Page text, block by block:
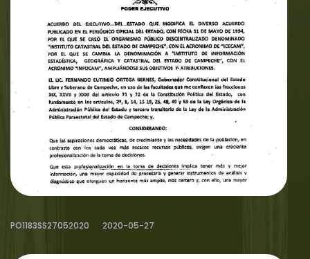
PO1183SS27052020 2020-05-27